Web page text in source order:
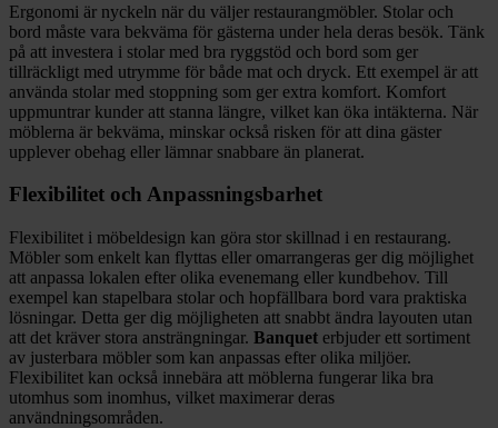
Ergonomi är nyckeln när du väljer restaurangmöbler. Stolar och
bord måste vara bekväma för gästerna under hela deras besök. Tänk
på att investera i stolar med bra ryggstöd och bord som ger
tillräckligt med utrymme för både mat och dryck. Ett exempel är att
använda stolar med stoppning som ger extra komfort. Komfort
uppmuntrar kunder att stanna längre, vilket kan öka intäkterna. När
möblerna är bekväma, minskar också risken för att dina gäster
upplever obehag eller lämnar snabbare än planerat.
Flexibilitet och Anpassningsbarhet
Flexibilitet i möbeldesign kan göra stor skillnad i en restaurang.
Möbler som enkelt kan flyttas eller omarrangeras ger dig möjlighet
att anpassa lokalen efter olika evenemang eller kundbehov. Till
exempel kan stapelbara stolar och hopfällbara bord vara praktiska
lösningar. Detta ger dig möjligheten att snabbt ändra layouten utan
att det kräver stora ansträngningar. Banquet erbjuder ett sortiment
av justerbara möbler som kan anpassas efter olika miljöer.
Flexibilitet kan också innebära att möblerna fungerar lika bra
utomhus som inomhus, vilket maximerar deras
användningsområden.